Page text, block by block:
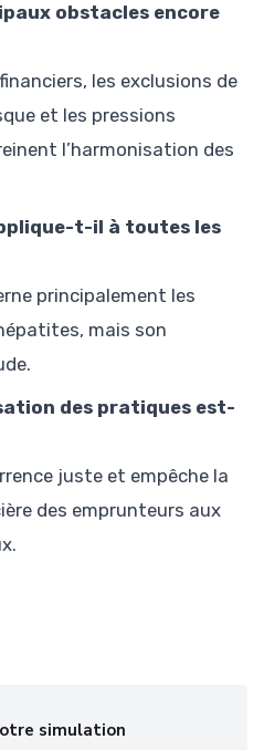
obstacles encore
les exclusions de
et les pressions
l’harmonisation des
t-il à toutes les
principalement les
mais son
des pratiques est-
juste et empêche la
des emprunteurs aux
simulation